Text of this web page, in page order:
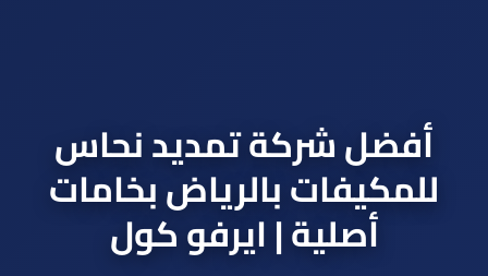
أفضل شركة تمديد نحاس
للمكيفات بالرياض بخامات
أصلية | ايرفو كول